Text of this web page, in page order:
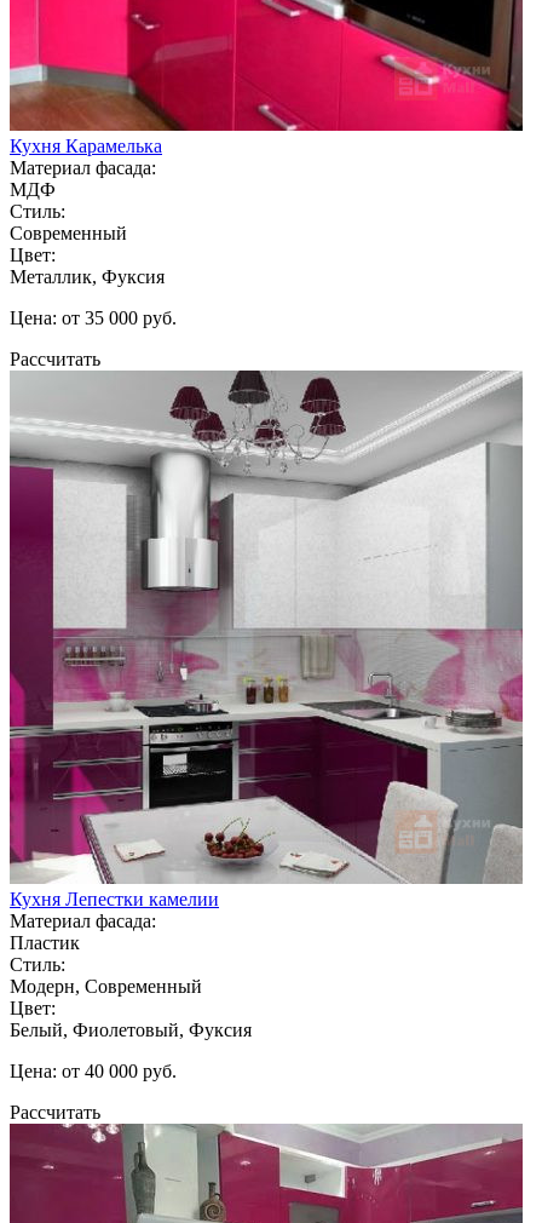
Кухня Карамелька
Материал фасада:
МДФ
Стиль:
Современный
Цвет:
Металлик, Фуксия
Цена: от 35 000 руб.
Рассчитать
Кухня Лепестки камелии
Материал фасада:
Пластик
Стиль:
Модерн, Современный
Цвет:
Белый, Фиолетовый, Фуксия
Цена: от 40 000 руб.
Рассчитать